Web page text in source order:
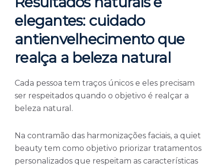
elegantes: cuidado
antienvelhecimento que
realça a beleza natural
Cada pessoa tem traços únicos e eles precisam
ser respeitados quando o objetivo é realçar a
beleza natural.
Na contramão das harmonizações faciais, a quiet
beauty tem como objetivo priorizar tratamentos
personalizados que respeitam as características